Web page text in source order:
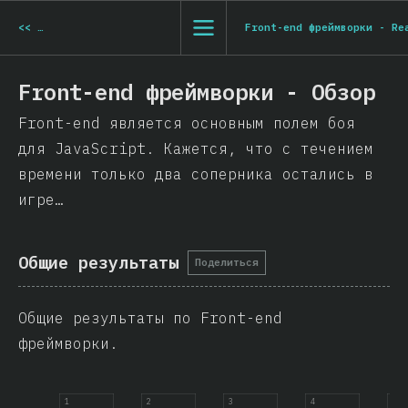
<<
Разновидности JavaScript - ЗаключениеFront-end фреймворки -
Front-end фреймворки - Обзор
Front-end является основным полем боя
для JavaScript. Кажется, что с течением
времени только два соперника остались в
игре…
Общие результаты Поделиться
Общие результаты по Front-end
фреймворки.
1 2 3 4